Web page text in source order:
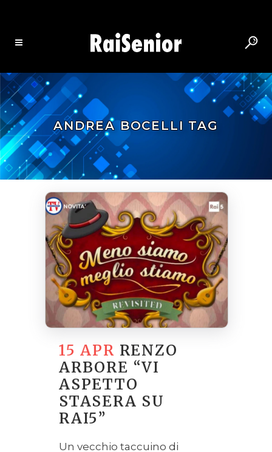
ANDREA BOCELLI TAG
15 APR RENZO
ARBORE “VI
ASPETTO
STASERA SU
RAI5”
Un vecchio taccuino di